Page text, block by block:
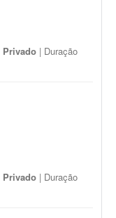
Privado | Duração
Privado | Duração